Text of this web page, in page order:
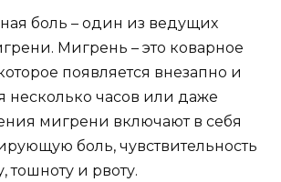
боль – один из ведущих
Мигрень – это коварное
появляется внезапно и
несколько часов или даже
мигрени включают в себя
боль, чувствительность
тошноту и рвоту.